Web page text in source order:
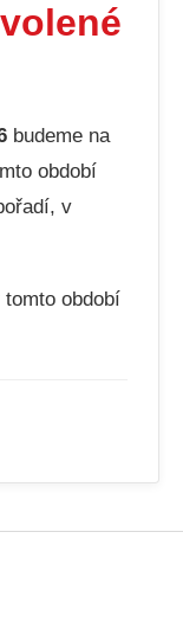
budeme na
období
v
období